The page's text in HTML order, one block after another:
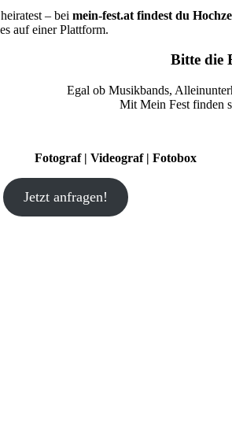
– bei mein-fest.at findest du
auf einer Plattform.
Bitte die
Egal ob Musikbands,
Mit Mein Fest finden
Fotograf | Videograf | Fotobox
Jetzt anfragen!